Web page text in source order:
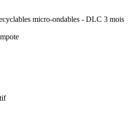
micro-ondables - DLC 3 mois